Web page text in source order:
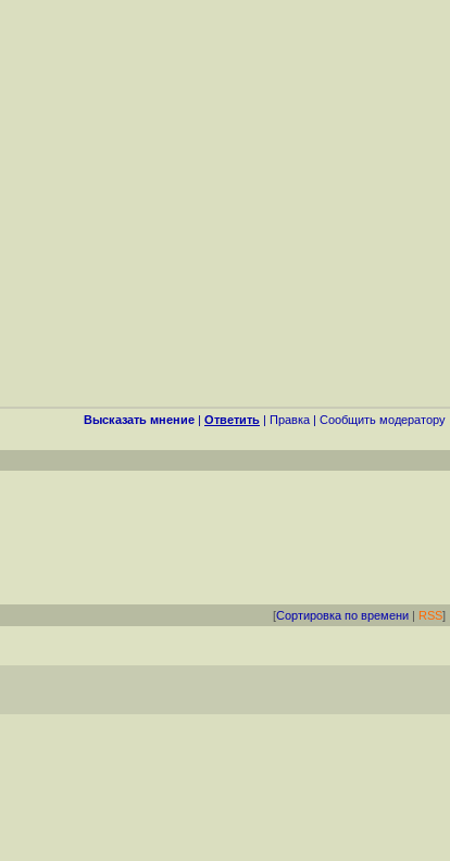
Высказать мнение | Ответить | Правка | Cообщить модератору
[Сортировка по времени | RSS]